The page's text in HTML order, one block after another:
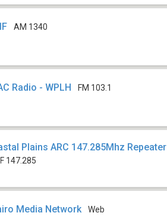
AM 1340
Radio - WPLH FM 103.1
Plains ARC 147.285Mhz Repeater
147.285
Media Network Web